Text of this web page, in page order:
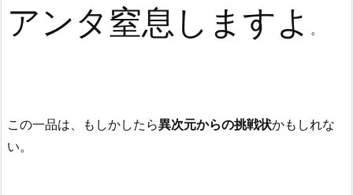
アンタ窒息 しますよ 。
この一品は、もしかしたら異次元からの挑戦状かもしれな
い。